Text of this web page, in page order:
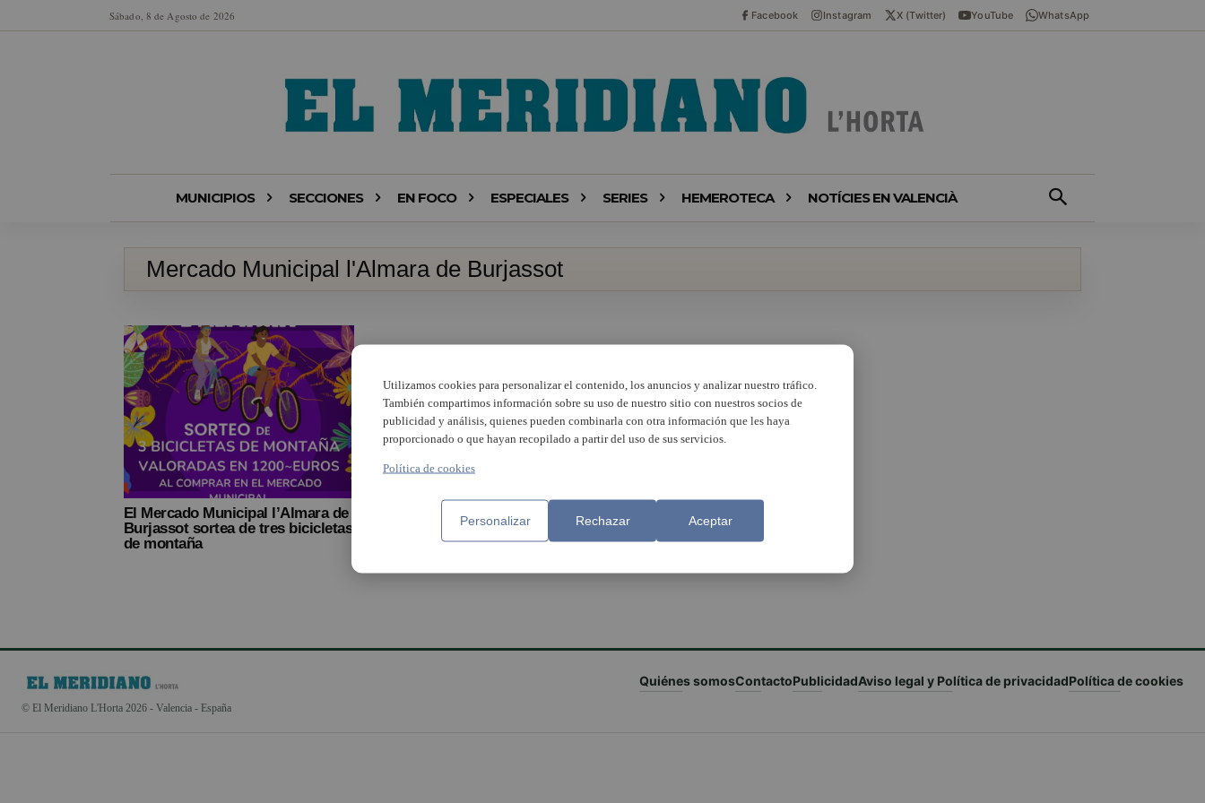
Sábado, 8 de Agosto de 2026 Facebook Instagram X (Twitter) YouTube WhatsApp
MUNICIPIOS SECCIONES EN FOCO ESPECIALES SERIES HEMEROTECA NOTÍCIES EN VALENCIÀ
Mercado Municipal l'Almara de Burjassot
El Mercado Municipal l’Almara de
Burjassot sortea de tres bicicletas
de montaña
© El Meridiano L'Horta 2026 - Valencia - España
Quiénes somosContactoPublicidadAviso legal y Política de privacidadPolítica de cookies
Utilizamos cookies para personalizar el contenido, los anuncios y analizar nuestro tráfico.
También compartimos información sobre su uso de nuestro sitio con nuestros socios de
publicidad y análisis, quienes pueden combinarla con otra información que les haya
proporcionado o que hayan recopilado a partir del uso de sus servicios.
Política de cookies
Personalizar Rechazar Aceptar